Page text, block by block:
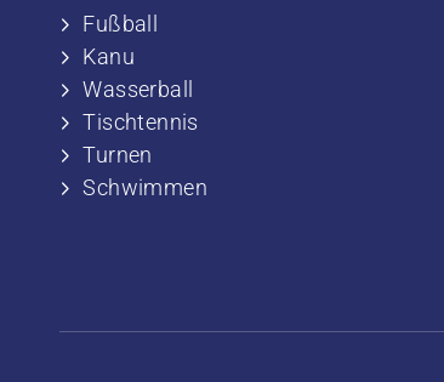
Fußball
​Kanu
​Wasserball
​Tischtennis
​​Turnen
​​Schwimmen